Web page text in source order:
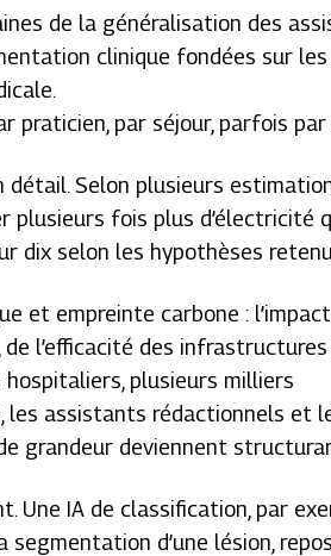
de la généralisation des
clinique fondées sur les
praticien, par séjour, parfois par
Selon plusieurs
fois plus d’électricité
dix selon les hypothèses
et empreinte carbone :
de l’efficacité des
hospitaliers, plusieurs milliers
les assistants rédactionnels et
grandeur deviennent
Une IA de classification, par
d’une lésion,